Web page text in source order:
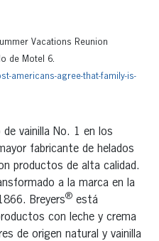
Vacations Reunion
de Motel 6.
americans-agree-that-family-is-
vainilla No. 1 en los
fabricante de helados
productos de alta calidad.
a la marca en la
Breyers® está
con leche y crema
de origen natural y vainilla